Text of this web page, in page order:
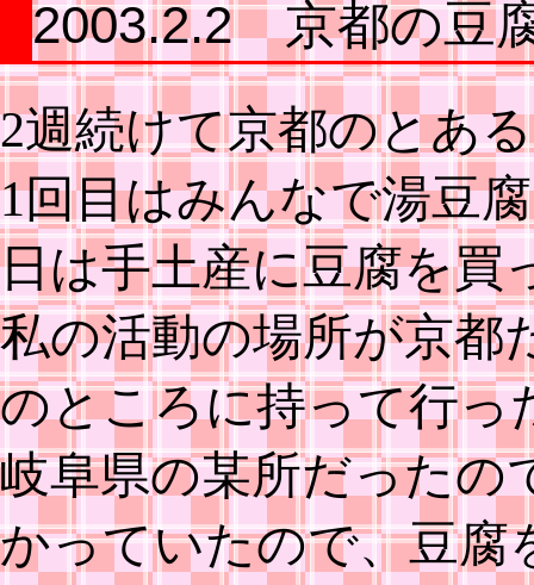
2003.2.2 京都の豆
2週続けて京都のとあ
1回目はみんなで湯豆
日は手土産に豆腐を買
私の活動の場所が京都
のところに持って行っ
岐阜県の某所だったの
かっていたので、豆腐